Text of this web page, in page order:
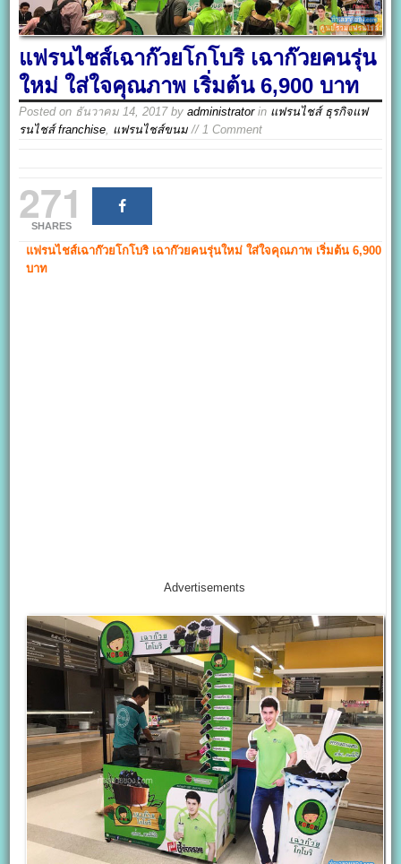
แฟรนไชส์เฉาก๊วยโกโบริ เฉาก๊วยคนรุ่น
ใหม่ ใส่ใจคุณภาพ เริ่มต้น 6,900 บาท
Posted on ธันวาคม 14, 2017byadministratorin แฟรนไชส์ ธุรกิจแฟ
รนไชส์ franchise, แฟรนไชส์ขนม // 1 Comment
271
SHARES
แฟรนไชส์เฉาก๊วยโกโบริ เฉาก๊วยคนรุ่นใหม่ ใส่ใจคุณภาพ เริ่มต้น6,900
บาท
Advertisements